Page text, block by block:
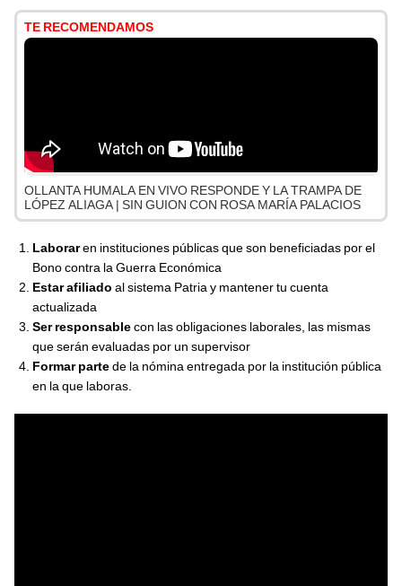
TE RECOMENDAMOS
OLLANTA HUMALA EN VIVO RESPONDE Y LA TRAMPA DE
LÓPEZ ALIAGA | SIN GUION CON ROSA MARÍA PALACIOS
Laboraren instituciones públicas que son beneficiadas por el
Bono contra la Guerra Económica
Estar afiliado al sistema Patria y mantener tu cuenta
actualizada
Ser responsablecon las obligaciones laborales, las mismas
que serán evaluadas por un supervisor
Formar partede la nómina entregada por la institución pública
en la que laboras.